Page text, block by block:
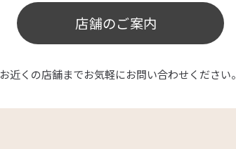
店舗のご案内
お近くの店舗までお気軽にお問い合わせください。